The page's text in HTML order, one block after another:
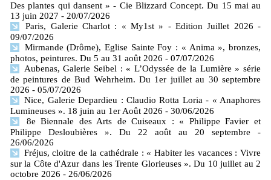
Des plantes qui dansent » - Cie Blizzard Concept. Du 15 mai au
13 juin 2027 - 20/07/2026
Paris, Galerie Charlot : « My1st » - Edition Juillet 2026 -
09/07/2026
Mirmande (Drôme), Eglise Sainte Foy : « Anima », bronzes,
photos, peintures. Du 5 au 31 août 2026 - 07/07/2026
Aubenas, Galerie Seibel : « L’Odyssée de la Lumière » série
de peintures de Bud Wehrheim. Du 1er juillet au 30 septembre
2026 - 05/07/2026
Nice, Galerie Depardieu : Claudio Rotta Loria - « Anaphores
Lumineuses ». 18 juin au 1er Août 2026 - 30/06/2026
8e Biennale des Arts de Cuiseaux : « Philippe Favier et
Philippe Desloubières ». Du 22 août au 20 septembre
-
26/06/2026
Fréjus, cloitre de la cathédrale : « Habiter les vacances : Vivre
sur la Côte d'Azur dans les Trente Glorieuses ». Du 10 juillet au 2
octobre 2026 - 26/06/2026